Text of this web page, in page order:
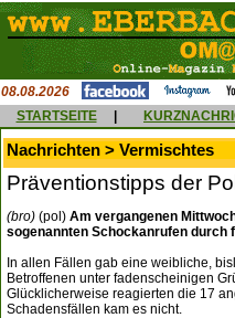
08.08.2026
STARTSEITE
Nachrichten > Vermischtes
Präventionstipps der
(bro) (pol) Am vergangenen
sogenannten Schockanrufen durch
In allen Fällen gab eine weibliche,
Betroffenen unter fadenscheinigen
Glücklicherweise reagierten die 17
Schadensfällen kam es nicht.